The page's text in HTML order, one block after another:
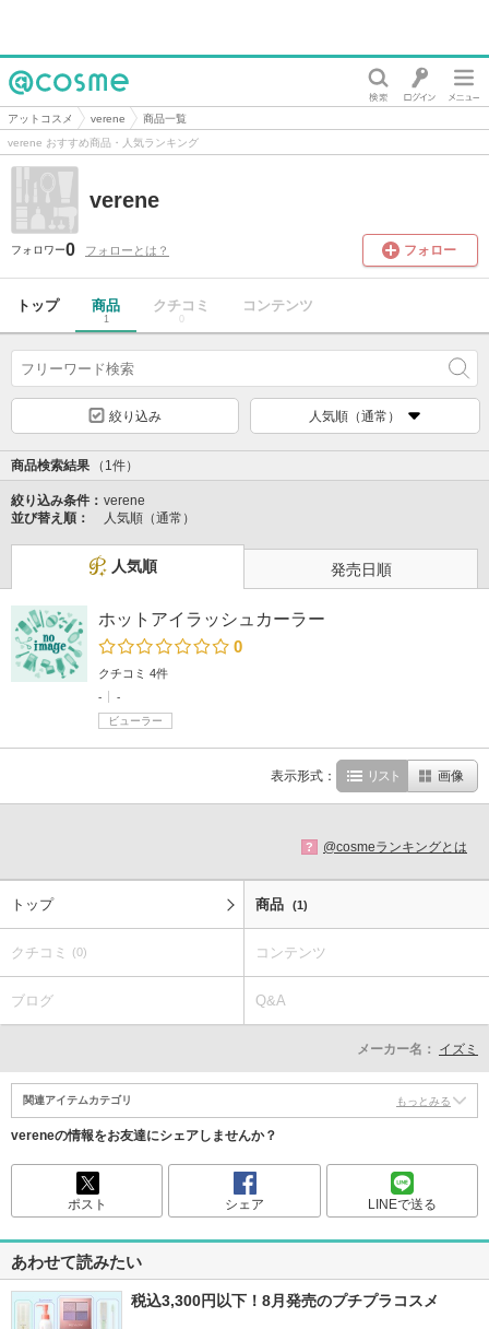
@cosme
アットコスメ verene
商品一覧
verene おすすめ商品・人気ランキング
verene
フォロワー0 フォローとは？ フォロー
トップ 商品
1
クチコミ
0
コンテンツ
絞り込み 人気順（通常）
商品検索結果 （1件）
絞り込み条件： verene
並び替え順：
人気順（通常）
人気順 発売日順
ホットアイラッシュカーラー
0
クチコミ 4件
-
-
ビューラー
表示形式： リスト 画像
? @cosmeランキングとは
トップ 商品 (1)
クチコミ (0) コンテンツ
ブログ Q&A
メーカー名： イズミ
関連アイテムカテゴリ もっとみる
vereneの情報をお友達にシェアしませんか？
ポスト シェア LINEで送る
あわせて読みたい
税込3,300円以下！8月発売のプチプラコスメ